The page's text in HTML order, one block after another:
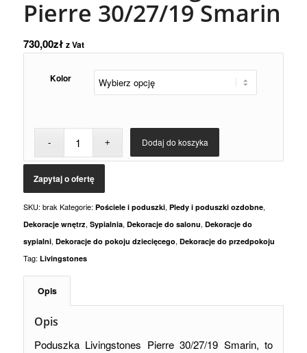
Pierre 30/27/19 Smarin
730,00zł z Vat
Kolor
Dodaj do koszyka
SKU: brak Kategorie: Pościele i poduszki, Pledy i poduszki ozdobne,
Dekoracje wnętrz, Sypialnia, Dekoracje do salonu, Dekoracje do
sypialni, Dekoracje do pokoju dziecięcego, Dekoracje do przedpokoju
Tag: Livingstones
Opis
Opis
Poduszka Livingstones Pierre 30/27/19 Smarin, to